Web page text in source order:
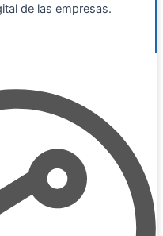
de las empresas.